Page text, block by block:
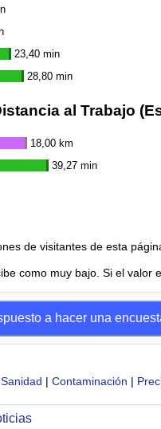
23,40 min
28,80 min
al Trabajo
18,00 km
39,27 min
de visitantes de esta
como muy bajo. Si el valor
a hacer una
Sanidad | Contaminación |